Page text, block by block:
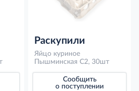
Раскупили
Яйцо куриное
Пышминская C2, 30шт
Сообщить
о поступлении